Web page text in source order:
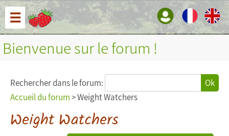
☰
Bienvenue sur le forum !
Rechercher dans le forum:
Ok
Accueil du forum> Weight Watchers
Weight Watchers